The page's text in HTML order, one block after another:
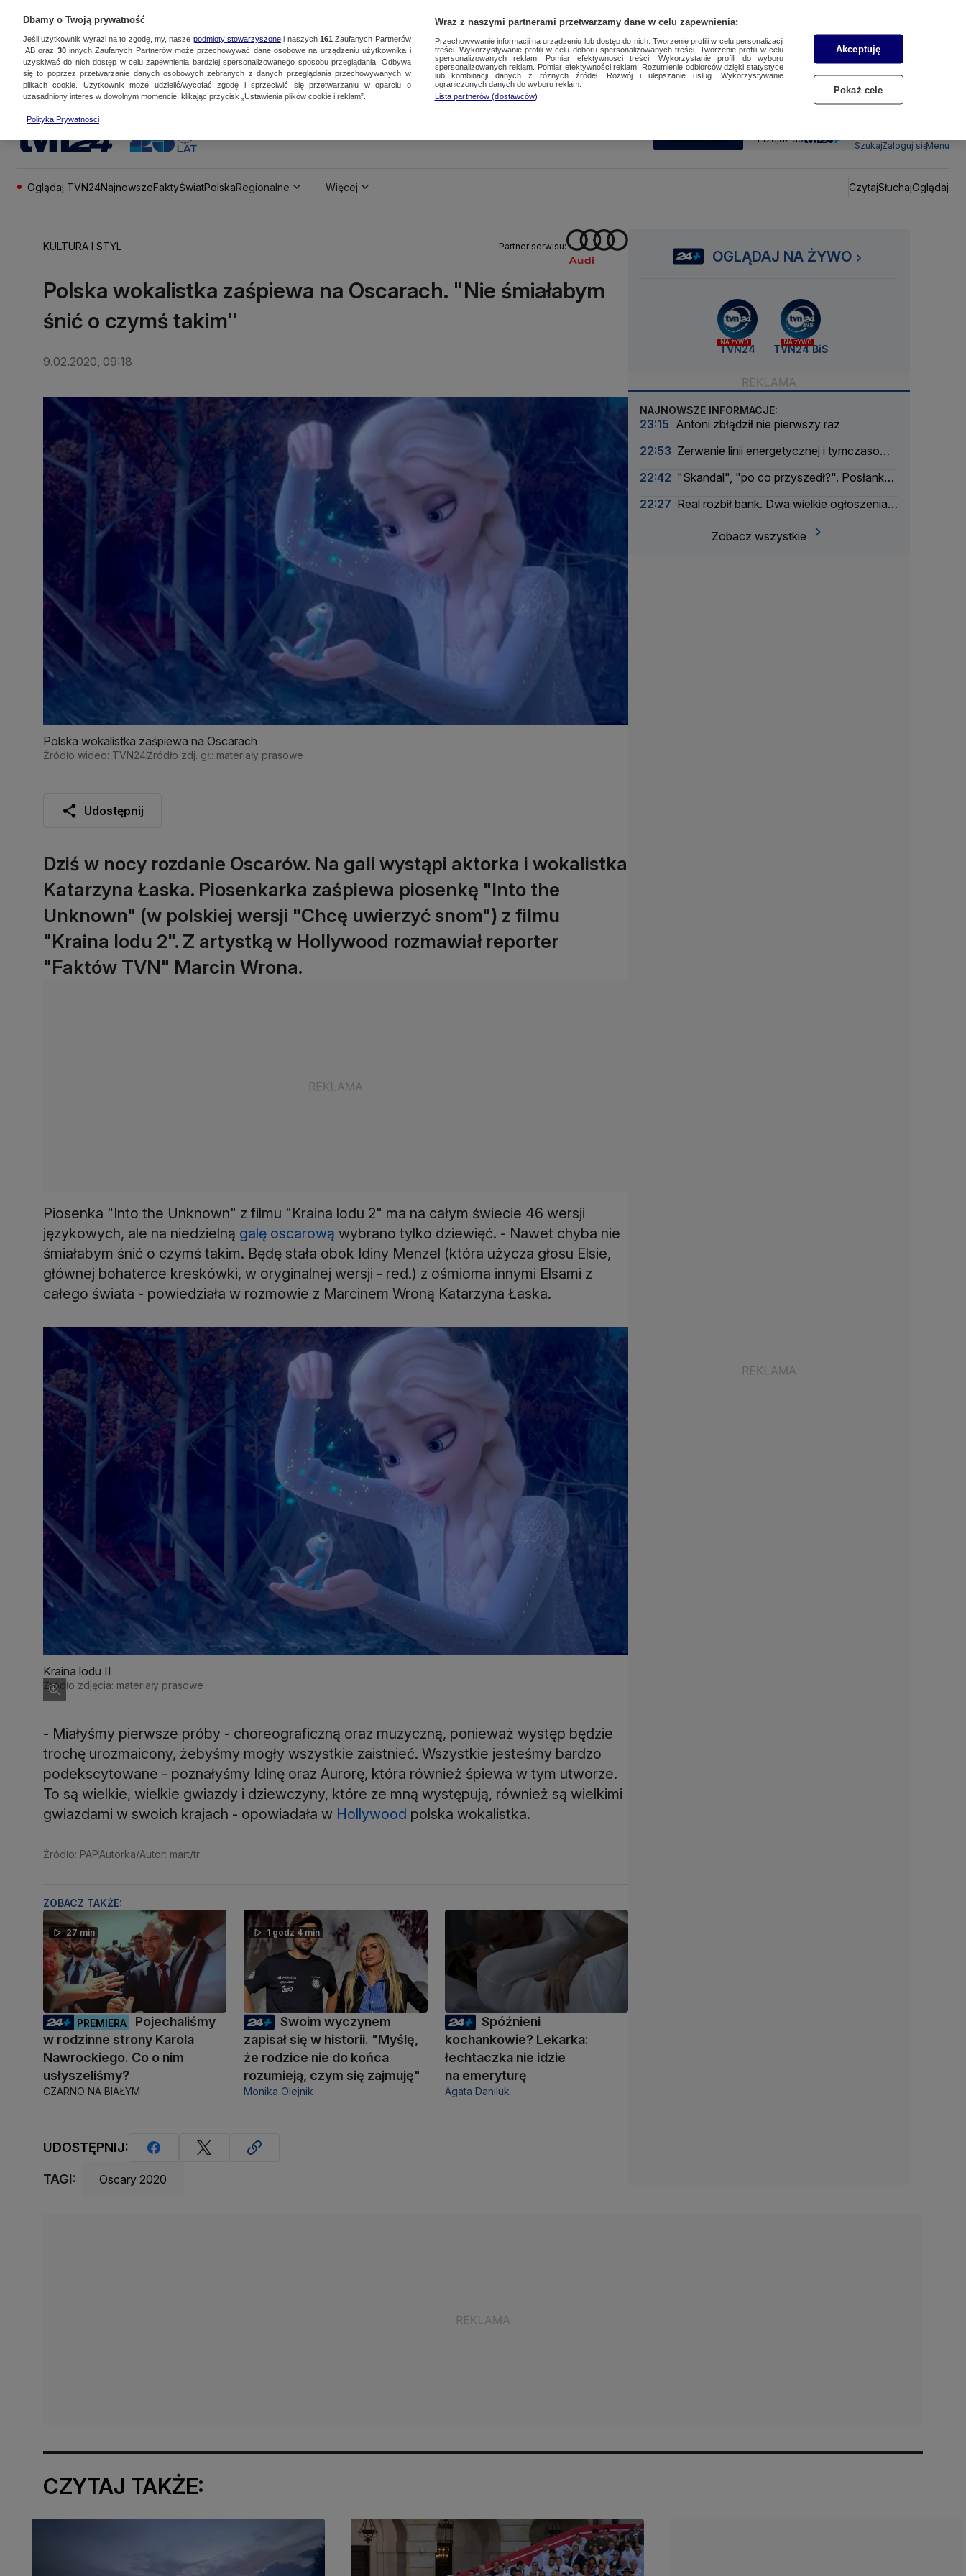
SUBSKRYBUJ Przejdź do
SzukajZaloguj sięMenu
Oglądaj TVN24NajnowszeFaktyŚwiatPolskaRegionalne Więcej CzytajSłuchajOglądaj
KULTURA I STYL Partner serwisu:
Polska wokalistka zaśpiewa na Oscarach. "Nie śmiałabym
śnić o czymś takim"
9.02.2020, 09:18
Polska wokalistka zaśpiewa na Oscarach
Źródło wideo: TVN24Źródło zdj. gł.: materiały prasowe
Udostępnij
Dziś w nocy rozdanie Oscarów. Na gali wystąpi aktorka i wokalistka
Katarzyna Łaska. Piosenkarka zaśpiewa piosenkę "Into the
Unknown" (w polskiej wersji "Chcę uwierzyć snom") z filmu
"Kraina lodu 2". Z artystką w Hollywood rozmawiał reporter
"Faktów TVN" Marcin Wrona.
Piosenka "Into the Unknown" z filmu "Kraina lodu 2" ma na całym świecie 46 wersji
językowych, ale na niedzielną galę oscarową wybrano tylko dziewięć. - Nawet chyba nie
śmiałabym śnić o czymś takim. Będę stała obok Idiny Menzel (która użycza głosu Elsie,
głównej bohaterce kreskówki, w oryginalnej wersji - red.) z ośmioma innymi Elsami z
całego świata - powiedziała w rozmowie z Marcinem Wroną Katarzyna Łaska.
Kraina lodu II
Źródło zdjęcia: materiały prasowe
- Miałyśmy pierwsze próby - choreograficzną oraz muzyczną, ponieważ występ będzie
trochę urozmaicony, żebyśmy mogły wszystkie zaistnieć. Wszystkie jesteśmy bardzo
podekscytowane - poznałyśmy Idinę oraz Aurorę, która również śpiewa w tym utworze.
To są wielkie, wielkie gwiazdy i dziewczyny, które ze mną występują, również są wielkimi
gwiazdami w swoich krajach - opowiadała w Hollywood polska wokalistka.
Źródło: PAPAutorka/Autor: mart/tr
ZOBACZ TAKŻE:
27 min
PREMIERA
Pojechaliśmy
w rodzinne strony Karola
Nawrockiego. Co o nim
usłyszeliśmy?
CZARNO NA BIAŁYM
1 godz 4 min
Swoim wyczynem
zapisał się w historii. "Myślę,
że rodzice nie do końca
rozumieją, czym się zajmuję"
Monika Olejnik
Spóźnieni
kochankowie? Lekarka:
łechtaczka nie idzie
na emeryturę
Agata Daniluk
UDOSTĘPNIJ:
TAGI: Oscary 2020
OGLĄDAJ NA ŻYWO
NA ŻYWO
TVN24
NA ŻYWO
TVN24 BiS
NAJNOWSZE INFORMACJE:
23:15 Antoni zbłądził nie pierwszy raz
22:53 Zerwanie linii energetycznej i tymczasowa
Wojskowa
22:42 "Skandal", "po co przyszedł?". Posłanka
22:27 Real rozbił bank. Dwa wielkie ogłoszenia
Zobacz wszystkie
CZYTAJ TAKŻE:
Dbamy o Twoją prywatność
Jeśli użytkownik wyrazi na to zgodę, my, nasze podmioty stowarzyszonei naszych 161 Zaufanych Partnerów
IAB oraz 30innych Zaufanych Partnerów może przechowywać dane osobowe na urządzeniu użytkownika i
uzyskiwać do nich dostęp w celu zapewnienia bardziej spersonalizowanego sposobu przeglądania. Odbywa
się to poprzez przetwarzanie danych osobowych zebranych z danych przeglądania przechowywanych w
plikach cookie. Użytkownik może udzielić/wycofać zgodę i sprzeciwić się przetwarzaniu w oparciu o
uzasadniony interes w dowolnym momencie, klikając przycisk „Ustawienia plików cookie i reklam”.
Polityka Prywatności
Wraz z naszymi partnerami przetwarzamy dane w celu zapewnienia:
Przechowywanie informacji na urządzeniu lub dostęp do nich. Tworzenie profili w celu personalizacji
treści. Wykorzystywanie profili w celu doboru spersonalizowanych treści. Tworzenie profili w celu
spersonalizowanych reklam. Pomiar efektywności treści. Wykorzystanie profili do wyboru
spersonalizowanych reklam. Pomiar efektywności reklam. Rozumienie odbiorców dzięki statystyce
lub kombinacji danych z różnych źródeł. Rozwój i ulepszanie usług. Wykorzystywanie
ograniczonych danych do wyboru reklam.
Lista partnerów (dostawców)
Akceptuję
Pokaż cele